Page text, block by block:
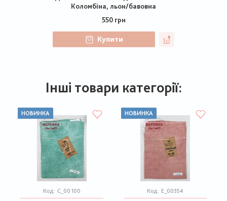
Коломбіна, льон/бавовна
550 грн
Купити
Інші товари категорії:
НОВИНКА
Код: C_00100
НОВИНКА
Код: E_00354